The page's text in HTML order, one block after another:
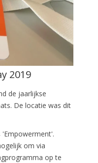
2019
de jaarlijkse
De locatie was dit
'Empowerment'.
om via
op te